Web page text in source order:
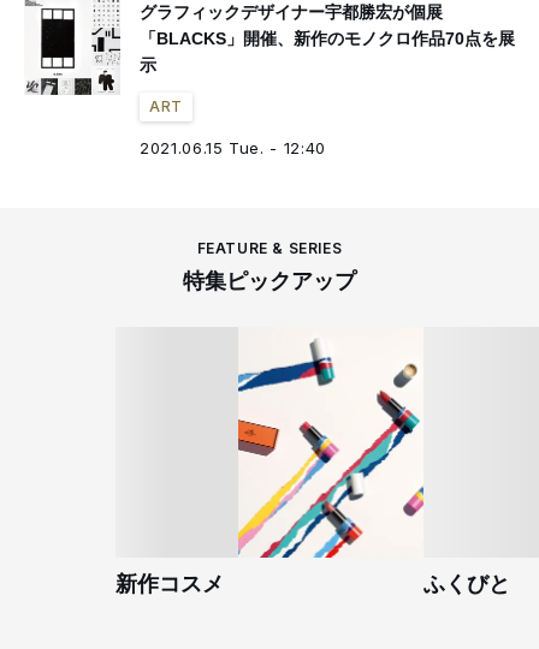
グラフィックデザイナー宇都勝宏が個展
「BLACKS」開催、新作のモノクロ作品70点を展
示
ART
2021.06.15 Tue. - 12:40
FEATURE & SERIES
特集ピックアップ
新作コスメ ふくびと